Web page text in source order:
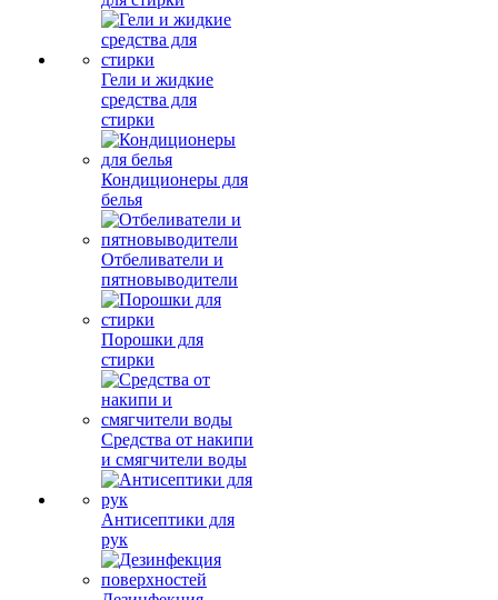
Гели и жидкие
средства для
стирки
Кондиционеры для
белья
Отбеливатели и
пятновыводители
Порошки для
стирки
Средства от накипи
и смягчители воды
Антисептики для
рук